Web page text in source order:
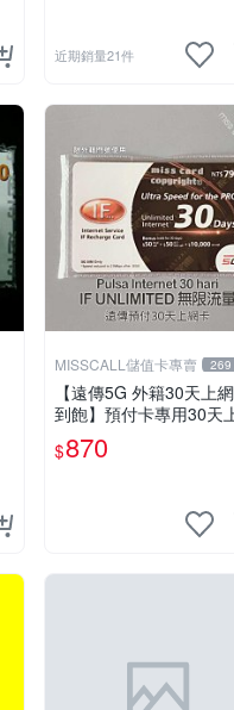
近期銷量21件
MISSCALL儲值卡專賣 269
【遠傳5G 外籍30天上
到飽】預付卡專用30天
補充卡/儲值卡．Internet
5G⚡MissCall儲值卡專賣
$870